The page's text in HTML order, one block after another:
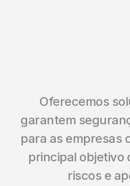
Sob
para o seu
Oferecemos
garantem
para as empresas
principal objetivo
riscos e